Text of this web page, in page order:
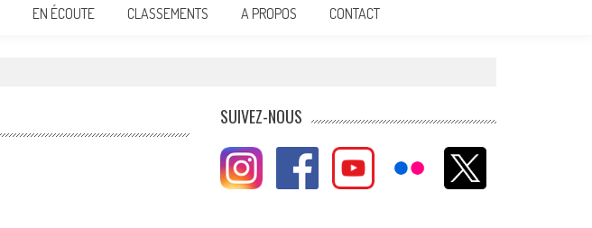
EN ÉCOUTE CLASSEMENTS A PROPOS CONTACT
SUIVEZ-NOUS